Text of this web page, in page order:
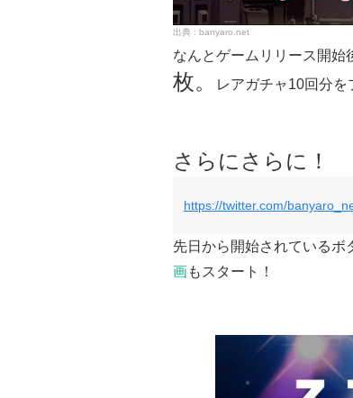
banyaro.net
なんとゲームリリース開始
枚。
レアガチャ10回分を
さらにさらに！
https://twitter.com/
先日から開始されているボ
画もスタート！